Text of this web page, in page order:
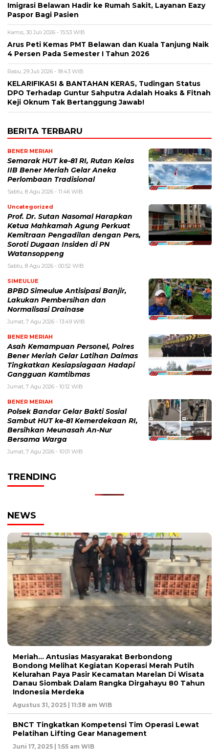
Imigrasi Belawan Hadir ke Rumah Sakit, Layanan Eazy
Paspor Bagi Pasien
Kamis, 30 Juli 2026 - 15:53 WIB
Arus Peti Kemas PMT Belawan dan Kuala Tanjung Naik
4 Persen Pada Semester I Tahun 2026
Rabu, 29 Juli 2026 - 18:43 WIB
KELARIFIKASI & BANTAHAN KERAS, Tudingan Status
DPO Terhadap Guntur Sahputra Adalah Hoaks & Fitnah
Keji Oknum Tak Bertanggung Jawab!
BERITA TERBARU
BENER MERIAH
Semarak HUT ke-81 RI, Rutan Kelas
IIB Bener Meriah Gelar Aneka
Perlombaan Tradisional
Sabtu, 8 Agu 2026 - 11:46 WIB
Uncategorized
Prof. Dr. Sutan Nasomal Harapkan
Ketua Mahkamah Agung Perkuat
Kemitraan Pengadilan dengan Pers,
Soroti Dugaan Insiden di PN
Watansoppeng
Sabtu, 8 Agu 2026 - 00:52 WIB
SIMEULUE
BPBD Simeulue Antisipasi Banjir,
Lakukan Pembersihan dan
Normalisasi Drainase
Jumat, 7 Agu 2026 - 13:49 WIB
BENER MERIAH
Asah Kemampuan Personel, Polres
Bener Meriah Gelar Latihan Dalmas
Tingkatkan Kesiapsiagaan Hadapi
Gangguan Kamtibmas
Jumat, 7 Agu 2026 - 10:12 WIB
BENER MERIAH
Polsek Bandar Gelar Bakti Sosial
Sambut HUT ke-81 Kemerdekaan RI,
Bersihkan Meunasah An-Nur
Bersama Warga
Jumat, 7 Agu 2026 - 10:01 WIB
TRENDING
NEWS
Meriah… Antusias Masyarakat Berbondong
Bondong Melihat Kegiatan Koperasi Merah Putih
Kelurahan Paya Pasir Kecamatan Marelan Di Wisata
Danau Siombak Dalam Rangka Dirgahayu 80 Tahun
Indonesia Merdeka
Agustus 31, 2025 | 11:38 am WIB
BNCT Tingkatkan Kompetensi Tim Operasi Lewat
Pelatihan Lifting Gear Management
Juni 17, 2025 | 1:55 am WIB